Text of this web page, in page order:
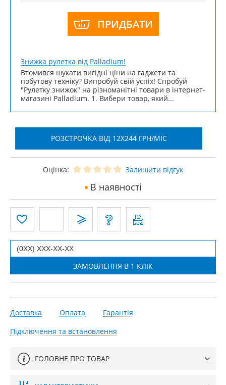
ПРИДБАТИ
Знижка рулетка від Palladium!
Втомився шукати вигідні ціни на гаджети та
побутову техніку? Випробуй свій успіх! Спробуй
"Рулетку знижок" на різноманітні товари в інтернет-
магазині Palladium. 1. Вибери товар, який...
РОЗСТРОЧКА ВІД 12X244 ГРН/МІС
Оцінка: Залишити відгук
В наявності
Доставка Оплата
Гарантія
Підключення та встановлення
ГОЛОВНЕ ПРО ТОВАР